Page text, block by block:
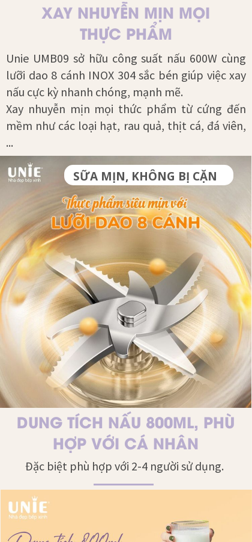
XAY NHUYỄN MỊN MỌI
THỰC PHẨM
Unie UMB09 sở hữu công suất nấu 600W cùng
lưỡi dao 8 cánh INOX 304 sắc bén giúp việc xay
nấu cực kỳ nhanh chóng, mạnh mẽ.
Xay nhuyễn mịn mọi thức phẩm từ cứng đến
mềm như các loại hạt, rau quả, thịt cá, đá viên,
...
SỮA MỊN, KHÔNG BỊ CẶN
DUNG TÍCH NẤU 800ML, PHÙ
HỢP VỚI CÁ NHÂN
Đặc biệt phù hợp với 2-4 người sử dụng.